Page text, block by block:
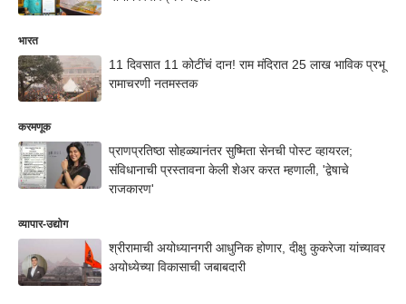
भारत
11 दिवसात 11 कोटींचं दान! राम मंदिरात 25 लाख भाविक प्रभू
रामाचरणी नतमस्तक
करमणूक
प्राणप्रतिष्ठा सोहळ्यानंतर सुष्मिता सेनची पोस्ट व्हायरल;
संविधानाची प्रस्तावना केली शेअर करत म्हणाली, 'द्वेषाचे
राजकारण'
व्यापार-उद्योग
श्रीरामाची अयोध्यानगरी आधुनिक होणार, दीक्षु कुकरेजा यांच्यावर
अयोध्येच्या विकासाची जबाबदारी